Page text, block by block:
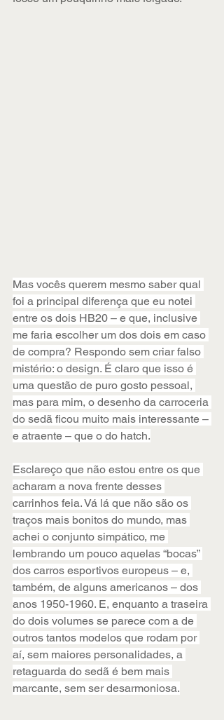
Mas vocês querem mesmo saber qual
foi a principal diferença que eu notei
entre os dois HB20 – e que, inclusive
me faria escolher um dos dois em caso
de compra? Respondo sem criar falso
mistério: o design. É claro que isso é
uma questão de puro gosto pessoal,
mas para mim, o desenho da carroceria
do sedã ficou muito mais interessante –
e atraente – que o do hatch.
Esclareço que não estou entre os que
acharam a nova frente desses
carrinhos feia. Vá lá que não são os
traços mais bonitos do mundo, mas
achei o conjunto simpático, me
lembrando um pouco aquelas “bocas”
dos carros esportivos europeus – e,
também, de alguns americanos – dos
anos 1950-1960. E, enquanto a traseira
do dois volumes se parece com a de
outros tantos modelos que rodam por
aí, sem maiores personalidades, a
retaguarda do sedã é bem mais
marcante, sem ser desarmoniosa.